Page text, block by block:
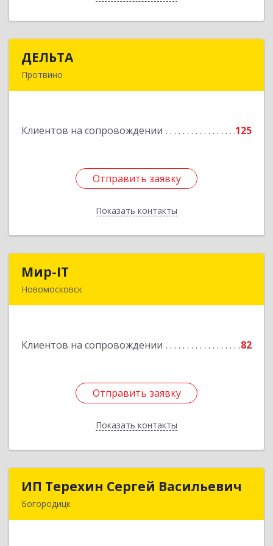
ДЕЛЬТА
Протвино
Клиентов на сопровождении 125
Отправить заявку
Показать контакты
Подробнее
Отправить заявку
Назад
Мир-IT
Новомосковск
Клиентов на сопровождении 82
Отправить заявку
Показать контакты
Подробнее
Отправить заявку
Назад
ИП Терехин Сергей Васильевич
Богородицк
ИП Терехин Сергей Васильевич